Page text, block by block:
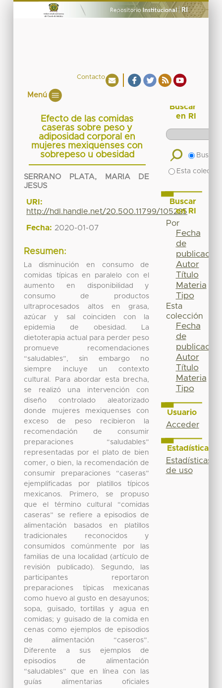
Contacto
Menú
Efecto de las comidas
caseras sobre peso y
adiposidad corporal en
mujeres mexiquenses con
sobrepeso u obesidad
SERRANO PLATA, MARIA DE
JESUS
URI:
http://hdl.handle.net/20.500.11799/105225
Fecha: 2020-01-07
Resumen:
La disminución en consumo de
comidas típicas en paralelo con el
aumento en disponibilidad y
consumo de productos
ultraprocesados altos en grasa,
azúcar y sal coinciden con la
epidemia de obesidad. La
dietoterapia actual para perder peso
promueve recomendaciones
“saludables”, sin embargo no
siempre incluye un contexto
cultural. Para abordar esta brecha,
se realizó una intervención con
diseño controlado aleatorizado
donde mujeres mexiquenses con
exceso de peso recibieron la
recomendación de consumir
preparaciones “saludables”
representadas por el plato de bien
comer, o bien, la recomendación de
consumir preparaciones “caseras”
ejemplificadas por platillos típicos
mexicanos. Primero, se propuso
que el término cultural “comidas
caseras” se refiere a episodios de
alimentación basados en platillos
tradicionales reconocidos y
consumidos comúnmente por las
familias de una localidad (artículo de
revisión publicado). Segundo, las
participantes reportaron
preparaciones típicas mexicanas
como huevo al gusto en desayunos;
sopa, guisado, tortillas y agua en
comidas; y guisado de la comida en
cenas como ejemplos de episodios
de alimentación “caseros”.
Diferente a sus ejemplos de
episodios de alimentación
“saludables” que en línea con las
guías alimentarias oficiales
Buscar
en RI
Buscar
Esta
Buscar
en RI
Por
Fecha
de
publicación
Autor
Título
Materia
Tipo
Esta
colección
Fecha
de
publicación
Autor
Título
Materia
Tipo
Usuario
Acceder
Estadísticas
Estadísticas
de uso